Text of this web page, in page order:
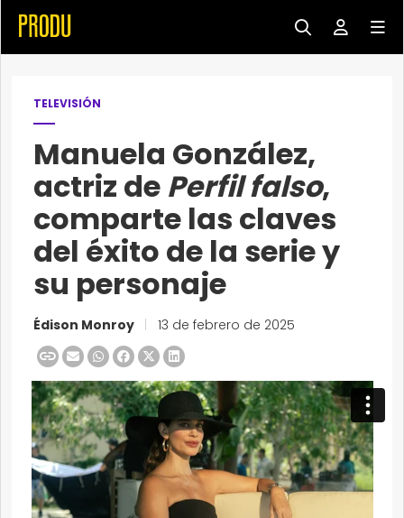
TELEVISIÓN
Manuela González,
actriz de Perfil falso,
comparte las claves
del éxito de la serie y
su personaje
Édison Monroy 13 de febrero de 2025